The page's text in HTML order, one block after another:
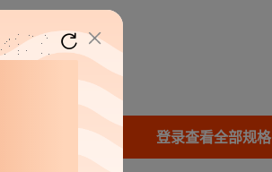
手电
登录查看全部规格